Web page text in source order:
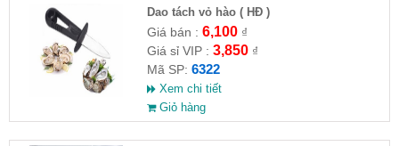
Dao tách vỏ hào ( HĐ )
Giá bán : 6,100₫
Giá sỉ VIP : 3,850₫
Mã SP: 6322
Xem chi tiết
Giỏ hàng